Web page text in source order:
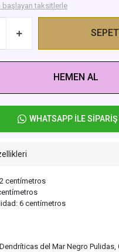
başlayan taksitlerle
HEMEN AL
WHATSAPP İLE SİPARİŞ
centímetros
6 centímetros
del Mar Negro Pulidas,